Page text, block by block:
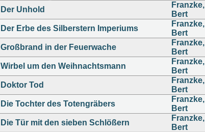
Der Unhold
Franzke,
Bert
Der Erbe des Silberstern Imperiums
Franzke,
Bert
Großbrand in der Feuerwache
Franzke,
Bert
Wirbel um den Weihnachtsmann
Franzke,
Bert
Doktor Tod
Franzke,
Bert
Die Tochter des Totengräbers
Franzke,
Bert
Die Tür mit den sieben Schlößern
Franzke,
Bert